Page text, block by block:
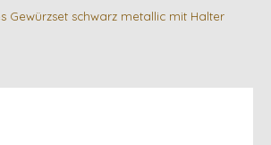
Gewürzset schwarz metallic mit Halter